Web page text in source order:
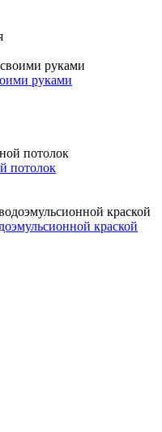
руками
потолок
краской